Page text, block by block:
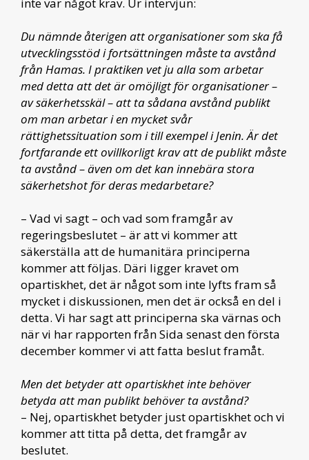
inte var något krav. Ur intervjun:
Du nämnde återigen att organisationer som ska få
utvecklingsstöd i fortsättningen måste ta avstånd
från Hamas. I praktiken vet ju alla som arbetar
med detta att det är omöjligt för organisationer –
av säkerhetsskäl – att ta sådana avstånd publikt
om man arbetar i en mycket svår
rättighetssituation som i till exempel i Jenin. Är det
fortfarande ett ovillkorligt krav att de publikt måste
ta avstånd – även om det kan innebära stora
säkerhetshot för deras medarbetare?
– Vad vi sagt – och vad som framgår av
regeringsbeslutet – är att vi kommer att
säkerställa att de humanitära principerna
kommer att följas. Däri ligger kravet om
opartiskhet, det är något som inte lyfts fram så
mycket i diskussionen, men det är också en del i
detta. Vi har sagt att principerna ska värnas och
när vi har rapporten från Sida senast den första
december kommer vi att fatta beslut framåt.
Men det betyder att opartiskhet inte behöver
betyda att man publikt behöver ta avstånd?
– Nej, opartiskhet betyder just opartiskhet och vi
kommer att titta på detta, det framgår av
beslutet.